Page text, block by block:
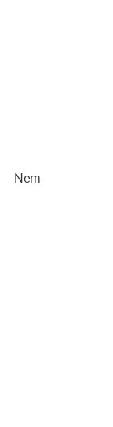
Nem